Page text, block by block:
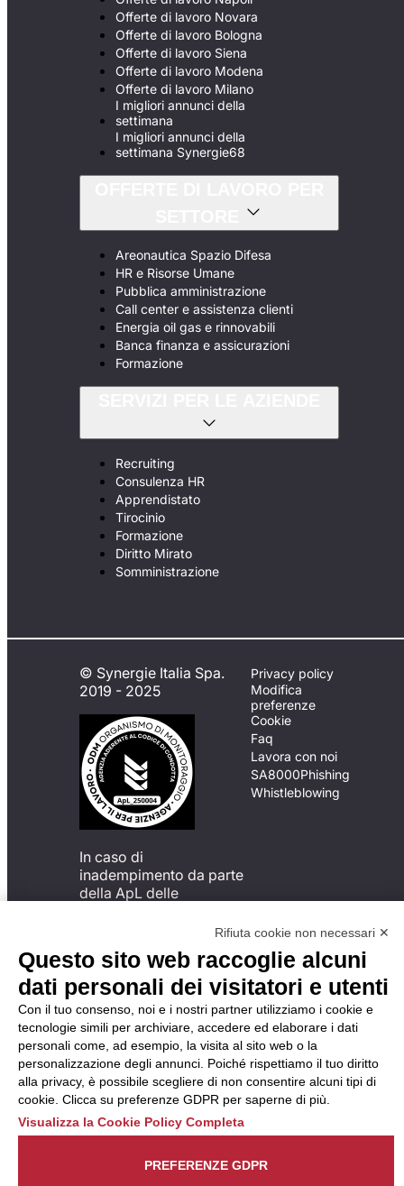
Offerte di lavoro Novara
Offerte di lavoro Bologna
Offerte di lavoro Siena
Offerte di lavoro Modena
Offerte di lavoro Milano
I migliori annunci della
settimana
I migliori annunci della
settimana Synergie68
Areonautica Spazio Difesa
HR e Risorse Umane
Pubblica amministrazione
Call center e assistenza clienti
Energia oil gas e rinnovabili
Banca finanza e assicurazioni
Formazione
Recruiting
Consulenza HR
Apprendistato
Tirocinio
Formazione
Diritto Mirato
Somministrazione
© Synergie Italia Spa.
2019 - 2025
In caso di
inadempimento da parte
della ApL delle
del Codice di Condotta, è
possibile presentare un
reclamo
all’Organismo di
Monitoraggio utilizzando
una delle modalità
descritte al seguente
indirizzo web
https://odm-
agenzielavoro.it/reclami/ .
Privacy policy
Modifica
preferenze
Cookie
Faq
Lavora con noi
SA8000Phishing
Whistleblowing
Rifiuta cookie non necessari ✕
Questo sito web raccoglie alcuni
dati personali dei visitatori e utenti
Con il tuo consenso, noi e i nostri partner utilizziamo i cookie e
tecnologie simili per archiviare, accedere ed elaborare i dati
personali come, ad esempio, la visita al sito web o la
personalizzazione degli annunci. Poiché rispettiamo il tuo diritto
alla privacy, è possibile scegliere di non consentire alcuni tipi di
cookie. Clicca su preferenze GDPR per saperne di più.
Visualizza la Cookie Policy Completa
PREFERENZE GDPR